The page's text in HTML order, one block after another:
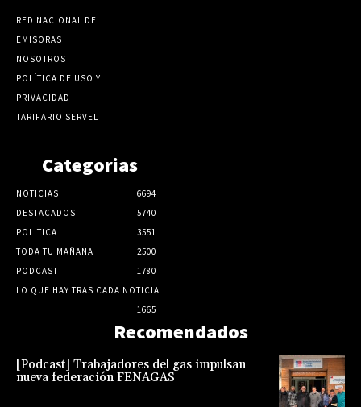
RED NACIONAL DE
EMISORAS
NOSOTROS
POLÍTICA DE USO Y
PRIVACIDAD
TARIFARIO SERVEL
Categorias
NOTICIAS
6694
DESTACADOS
5740
POLITICA
3551
TODA TU MAÑANA
2500
PODCAST
1780
LO QUE HAY TRAS CADA NOTICIA
1665
Recomendados
[Podcast] Trabajadores del gas impulsan
nueva federación FENAGAS